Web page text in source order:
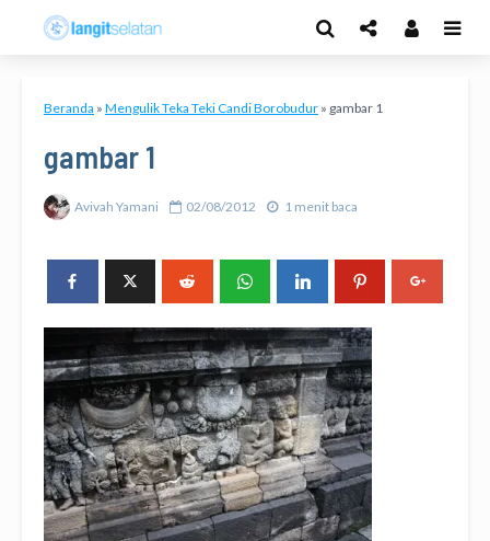
Beranda » Mengulik Teka Teki Candi Borobudur » gambar 1
gambar 1
Avivah Yamani 02/08/2012 1 menit baca